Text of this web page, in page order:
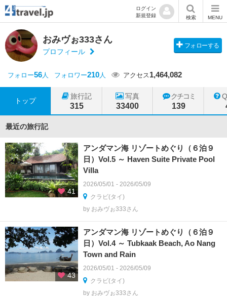
ログイン
新規登録
検索 MENU
おみヴぉ333さん
プロフィール
フォローする
フォロー56人 フォロワー210人 アクセス1,464,082
トップ
旅行記
315
写真
33400
クチコミ
139
最近の旅行記
41
アンダマン海 リゾートめぐり（６泊９
日）Vol.5 ～ Haven Suite Private Pool
Villa
2026/05/01 - 2026/05/09
クラビ(タイ)
by おみヴぉ333さん
43
アンダマン海 リゾートめぐり（６泊９
日）Vol.4 ～ Tubkaak Beach, Ao Nang
Town and Rain
2026/05/01 - 2026/05/09
クラビ(タイ)
by おみヴぉ333さん